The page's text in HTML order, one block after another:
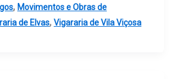
, Movimentos e Obras de
de Elvas, Vigararia de Vila Viçosa